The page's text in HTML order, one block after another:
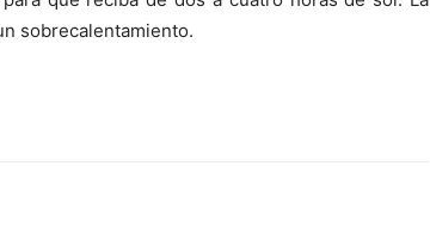
sobrecalentamiento.